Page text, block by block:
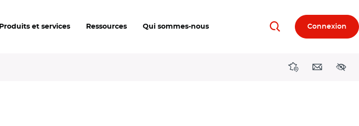
Produits et services Ressources Qui sommes-nous RechercherConnexion
DirectionsContact